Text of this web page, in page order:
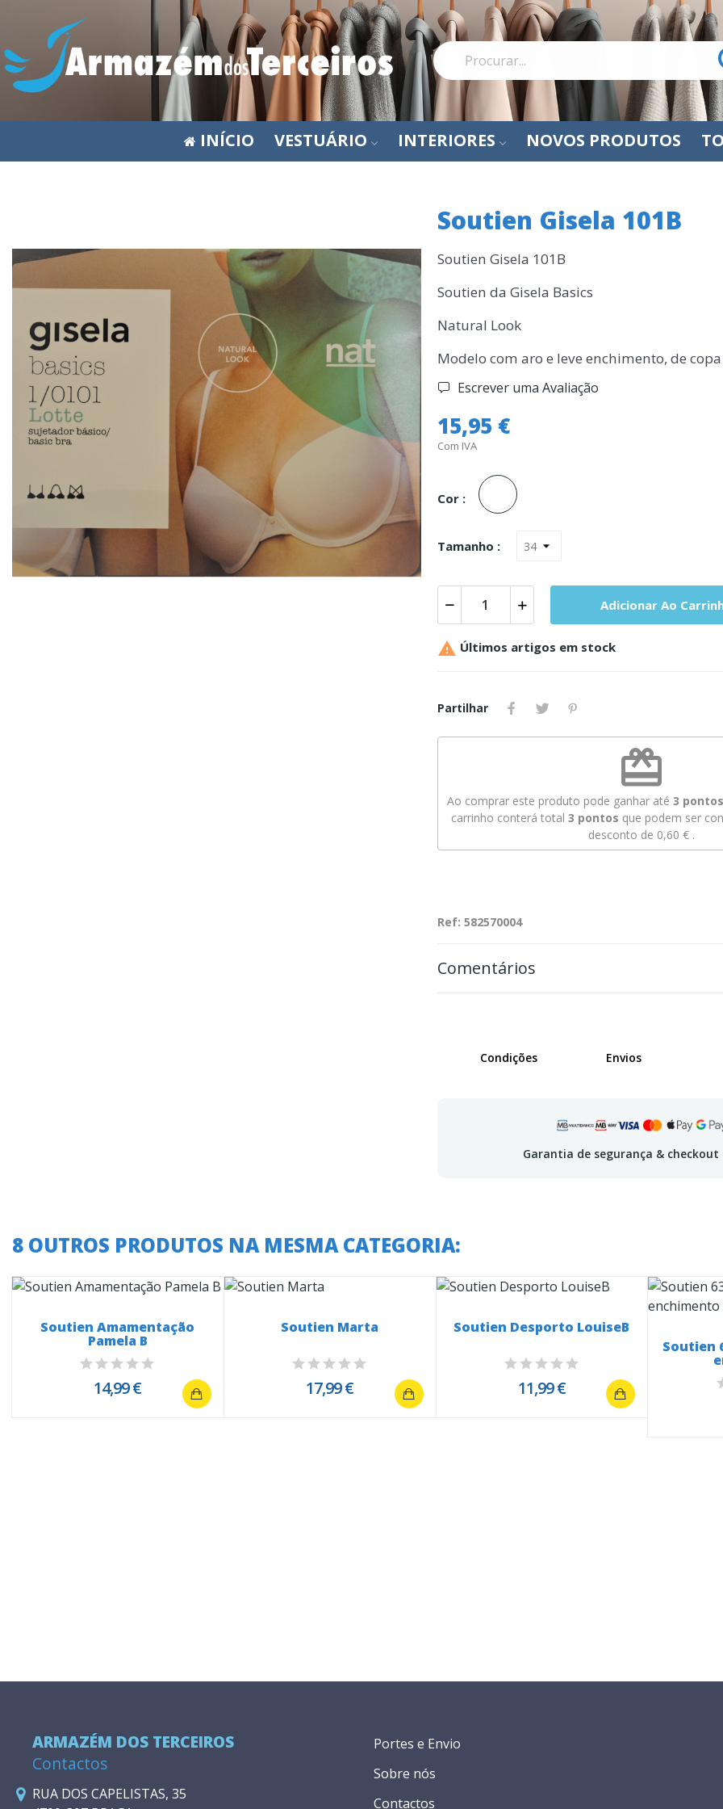
INÍCIO VESTUÁRIO INTERIORES NOVOS PRODUTOS
Soutien Gisela 101B
Soutien Gisela 101B
Soutien da Gisela Basics
Natural Look
Modelo com aro e leve enchimento, de
Escrever uma Avaliação
15,95 €
Com IVA
Cor :
Branco
Tamanho :
Adicionar Ao
 Últimos artigos em stock
Partilhar
redeem
Ao comprar este produto pode ganhar até 3
carrinho conterá total 3 pontos que podem ser
desconto de 0,60 € .
Ref: 582570004
Comentários
Condições Envios
Garantia de segurança & checkout
8 OUTROS PRODUTOS NA MESMA CATEGORIA:
Soutien Amamentação
Pamela B
14,99 €
Soutien Marta
17,99 €
Soutien Desporto LouiseB
11,99 €
Soutien
ARMAZÉM DOS TERCEIROS
Contactos
RUA DOS CAPELISTAS, 35
Portes e Envio
Sobre nós
Contactos